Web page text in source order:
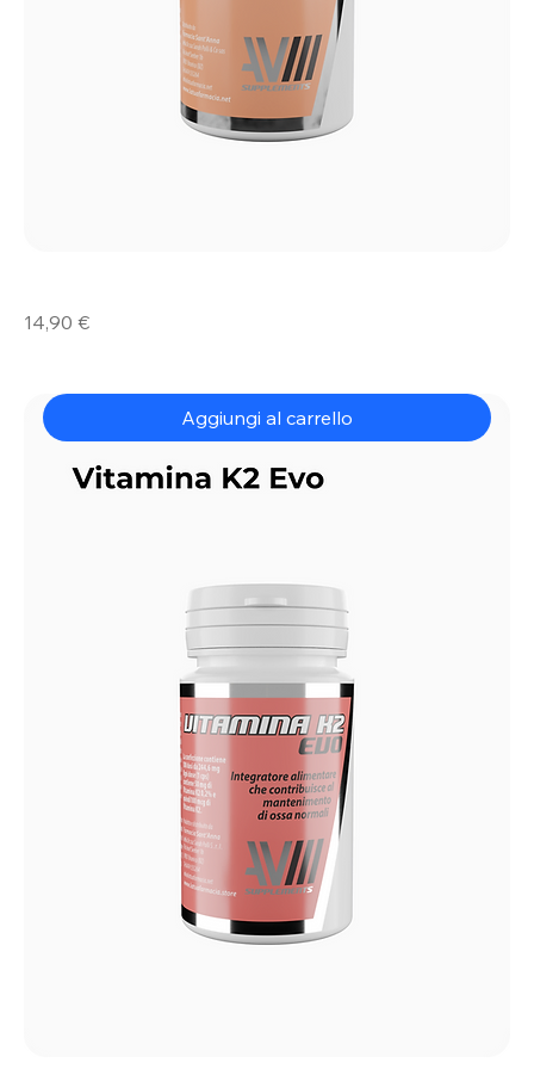
D3
Prezzo
14,90 €
Aggiungi al carrello